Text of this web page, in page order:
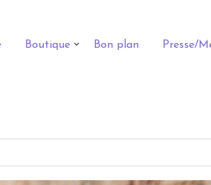
Boutique Bon plan Presse/